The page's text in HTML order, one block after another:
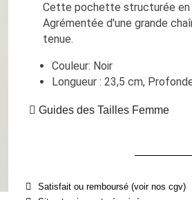
Cette pochette structurée en
Agrémentée d'une grande
tenue.
Couleur: Noir
Longueur : 23,5 cm,
Guides des Tailles Femme
Satisfait ou remboursé (voir nos cgv)